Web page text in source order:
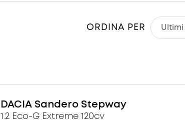
ORDINA PER
DACIA Sandero Stepway
1.2 Eco-G Extreme 120cv